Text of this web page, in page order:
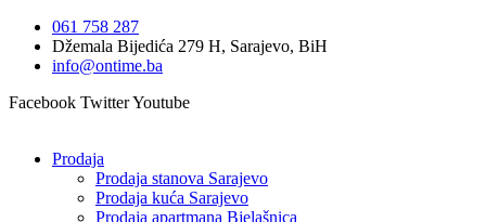
sadržaj
061 758 287
Džemala Bijedića 279 H, Sarajevo, BiH
info@ontime.ba
Facebook TwitterYoutube
Prodaja
Prodaja stanova Sarajevo
Prodaja kuća Sarajevo
Prodaja apartmana Bjelašnica